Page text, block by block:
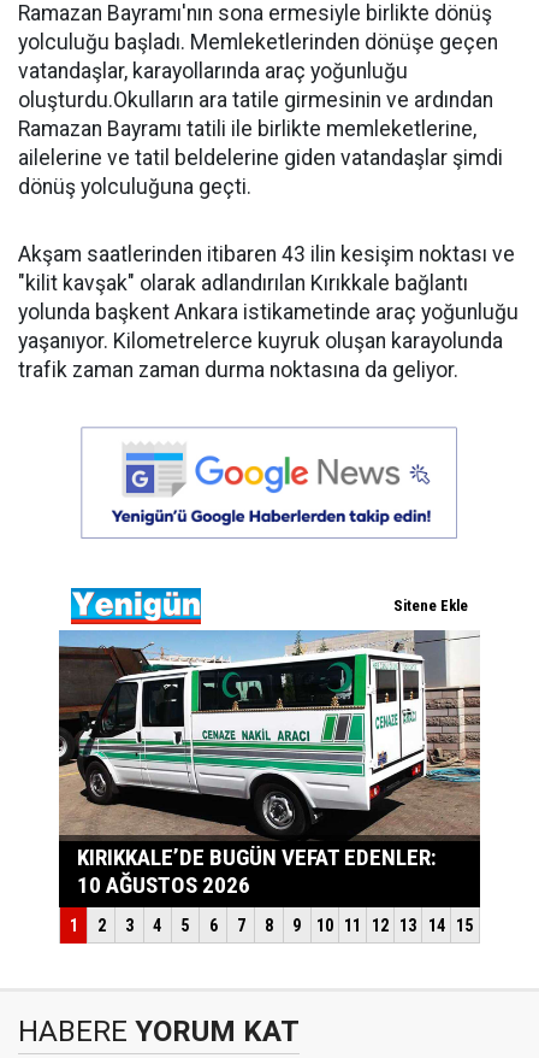
Ramazan Bayramı'nın sona ermesiyle birlikte dönüş
yolculuğu başladı. Memleketlerinden dönüşe geçen
vatandaşlar, karayollarında araç yoğunluğu
oluşturdu.Okulların ara tatile girmesinin ve ardından
Ramazan Bayramı tatili ile birlikte memleketlerine,
ailelerine ve tatil beldelerine giden vatandaşlar şimdi
dönüş yolculuğuna geçti.
Akşam saatlerinden itibaren 43 ilin kesişim noktası ve
"kilit kavşak" olarak adlandırılan Kırıkkale bağlantı
yolunda başkent Ankara istikametinde araç yoğunluğu
yaşanıyor. Kilometrelerce kuyruk oluşan karayolunda
trafik zaman zaman durma noktasına da geliyor.
HABERE YORUM KAT